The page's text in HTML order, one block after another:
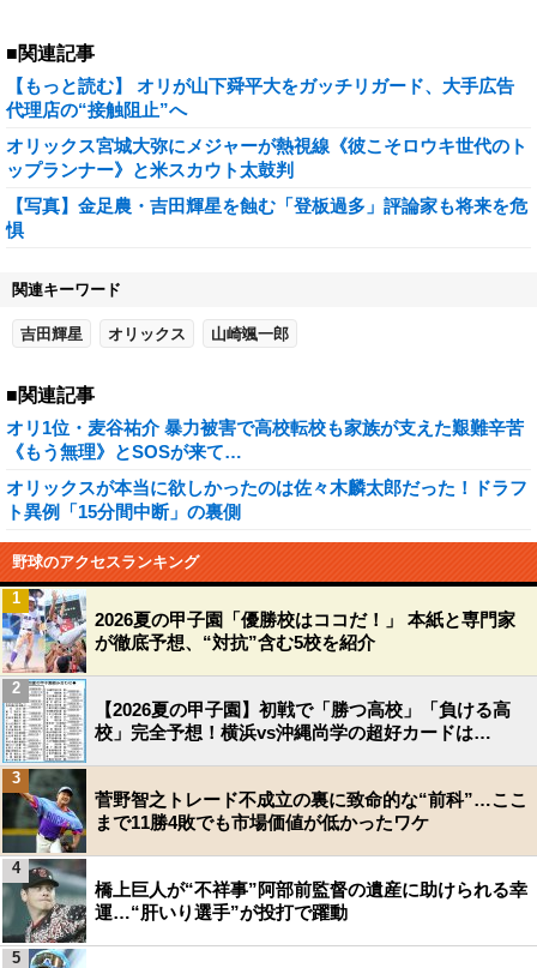
■関連記事
【もっと読む】 オリが山下舜平大をガッチリガード、大手広告
代理店の“接触阻止”へ
オリックス宮城大弥にメジャーが熱視線《彼こそロウキ世代のト
ップランナー》と米スカウト太鼓判
【写真】金足農・吉田輝星を蝕む「登板過多」評論家も将来を危
惧
関連キーワード
吉田輝星 オリックス 山崎颯一郎
■関連記事
オリ1位・麦谷祐介 暴力被害で高校転校も家族が支えた艱難辛苦
《もう無理》とSOSが来て…
オリックスが本当に欲しかったのは佐々木麟太郎だった！ドラフ
ト異例「15分間中断」の裏側
野球のアクセスランキング
2026夏の甲子園「優勝校はココだ！」 本紙と専門家
が徹底予想、“対抗”含む5校を紹介
1
【2026夏の甲子園】初戦で「勝つ高校」「負ける高
校」完全予想！横浜vs沖縄尚学の超好カードは…
2
菅野智之トレード不成立の裏に致命的な“前科”…ここ
まで11勝4敗でも市場価値が低かったワケ
3
橋上巨人が“不祥事”阿部前監督の遺産に助けられる幸
運…“肝いり選手”が投打で躍動
4
5